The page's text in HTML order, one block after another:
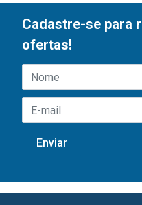
Cadastre-se para
ofertas!